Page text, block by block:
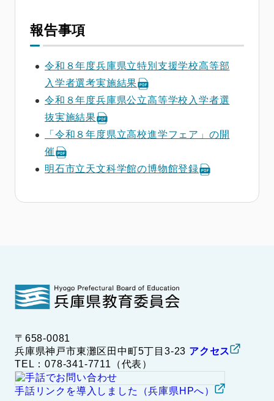
報告事項
令和８年度兵庫県立特別支援学校高等部
入学者選考実施結果
令和８年度兵庫県公立高等学校入学者選
抜実施結果
「令和８年度県立高校進学フェア」の開
催
明石市立天文科学館の博物館登録
〒658-0081
兵庫県神戸市東灘区田中町5丁目3-23 アクセス
TEL：078-341-7711（代表）
手話リンクを導入しました（兵庫県HPへ）